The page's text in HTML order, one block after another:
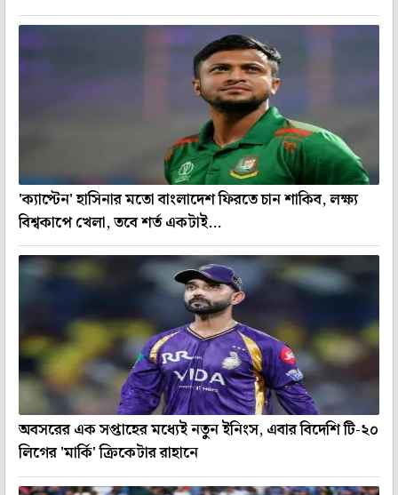
'ক্যাপ্টেন' হাসিনার মতো বাংলাদেশ ফিরতে চান শাকিব, লক্ষ্য
বিশ্বকাপে খেলা, তবে শর্ত একটাই...
অবসরের এক সপ্তাহের মধ্যেই নতুন ইনিংস, এবার বিদেশি টি-২০
লিগের 'মার্কি' ক্রিকেটার রাহানে